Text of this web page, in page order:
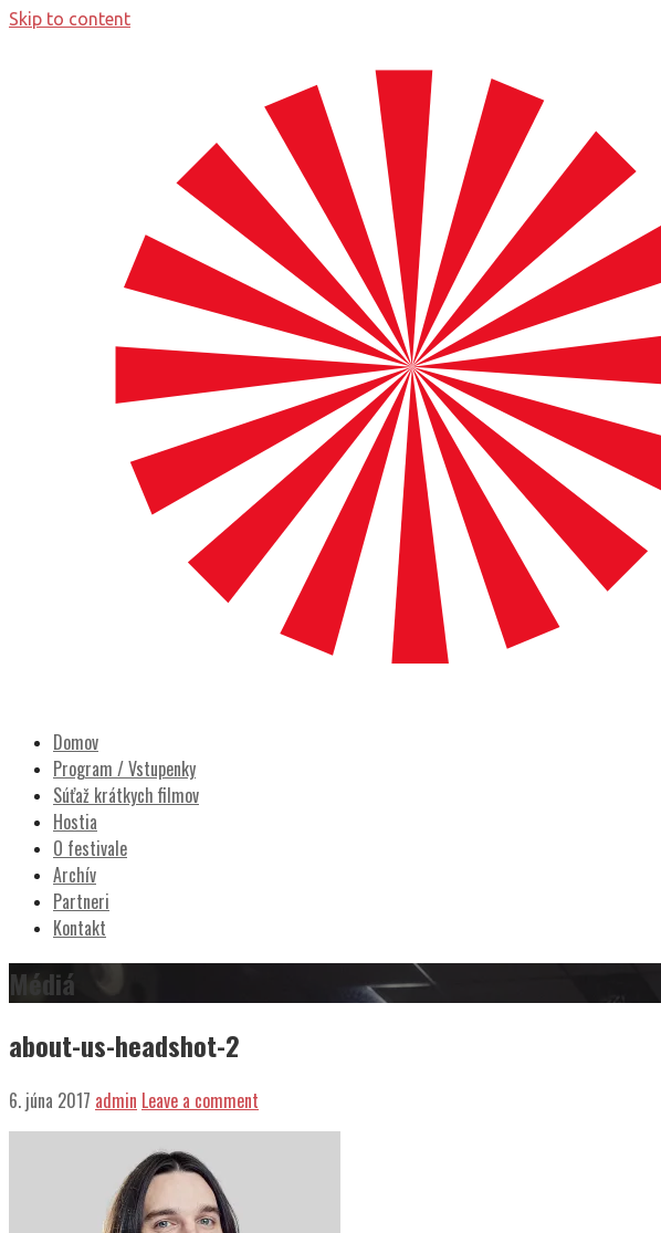
Skip to content
Domov
Program / Vstupenky
Súťaž krátkych filmov
Hostia
O festivale
Archív
Partneri
Kontakt
Médiá
about-us-headshot-2
6. júna 2017 admin Leave a comment